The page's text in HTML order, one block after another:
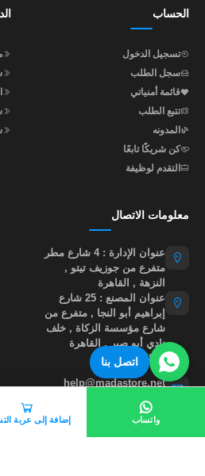
اتصل بنا
واتساب إضافة إلى عربة
الحساب
تسجيل الدخول
سجل الطلب
قائمة أمنياتي
تتبع الطلب
المدونه
كن شريكًا تابعًا
التقدم لوظيفة
معلومات الاتصال
عنوان الإدارة : 4 شارع مطر
متفرع من جوزيف تيتو ,
النزهة , القاهرة
عنوان المصنع : 25 شارع
إبراهيم أبو النجا , متفرع من
شارع مؤسسة الزكاة , خلف
نادي أبو صير , القاهرة
01015535855
help@madastore.net